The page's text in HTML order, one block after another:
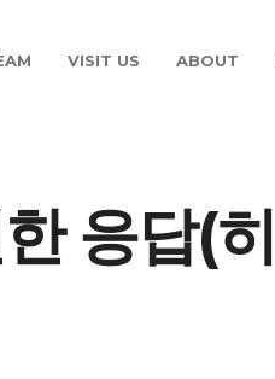
VISIT US ABOUT
응답(히